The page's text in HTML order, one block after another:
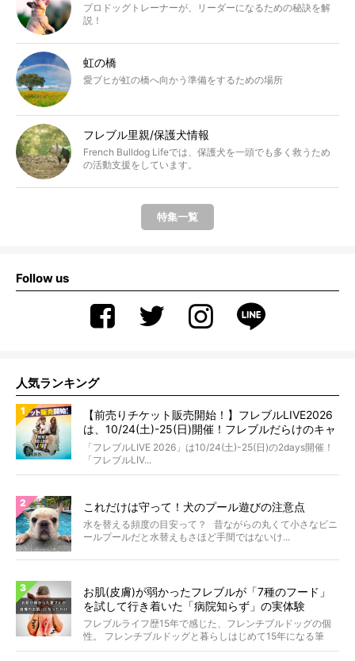
プロドッグトレーナーが、リーダーになるための秘訣を解
説！
虹の橋
愛ブヒが虹の橋へ向かう準備をするための場所
フレブル里親/保護犬情報
French Bulldog Lifeでは、保護犬を一頭でも多く救うため
の活動支援をしています。
特集一覧
Follow us
人気ランキング
【前売りチケット販売開始！】フレブルLIVE2026
は、10/24(土)-25(日)開催！フレブルだらけのキャ
ンプ・前夜祭・バスプランも新登場!?
「フレブルLIVE 2026」は10/24(土)-25(日)の2days開催！
「フレブルLIV...
これだけは守って！犬のプール遊びの注意点
水を替える頻度の目安って？ 昔ながらの丸くて小さなビニ
ールプールだと水替えもさほど手間ではないけ...
お肌(皮膚)が弱かったフレブルが「7種のフード」
を試して行き着いた「病院知らず」の実体験
フレブルライフ歴15年で感じた、フレンチブルドッグの個
性。 フレンチブルドッグと暮らしはじめて15年になる筆
者...